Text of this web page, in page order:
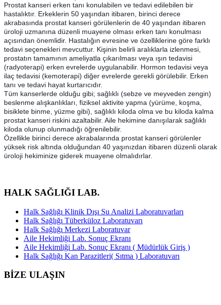
Prostat kanseri erken tanı konulabilen ve tedavi edilebilen bir
hastalıktır. Erkeklerin 50 yaşından itibaren, birinci derece
akrabasında prostat kanseri görülenlerin de 40 yaşından itibaren
üroloji uzmanına düzenli muayene olması erken tanı konulması
açısından önemlidir. Hastalığın evresine ve özelliklerine göre farklı
tedavi seçenekleri mevcuttur. Kişinin belirli aralıklarla izlenmesi,
prostatın tamamının ameliyatla çıkarılması veya ışın tedavisi
(radyoterapi) erken evrelerde uygulanabilir. Hormon tedavisi veya
ilaç tedavisi (kemoterapi) diğer evrelerde gerekli görülebilir. Erken
tanı ve tedavi hayat kurtarıcıdır.
Tüm kanserlerde olduğu gibi; sağlıklı (sebze ve meyveden zengin)
beslenme alışkanlıkları, fiziksel aktivite yapma (yürüme, koşma,
bisiklete binme, yüzme gibi), sağlıklı kiloda olma ve bu kiloda kalma
prostat kanseri riskini azaltabilir. Aile hekimine danışılarak sağlıklı
kiloda olunup olunmadığı öğrenilebilir.
Özellikle birinci derece akrabalarında prostat kanseri görülenler
yüksek risk altında olduğundan 40 yaşınızdan itibaren düzenli olarak
üroloji hekiminize giderek muayene olmalıdırlar.
HALK SAĞLIĞI LAB.
Halk Sağlığı Klinik Dışı Su Analizi Laboratuvarları
Halk Sağlığı Tüberküloz Laboratuvarı
Halk Sağlığı Merkezi Laboratuvar
Aile Hekimliği Lab. Sonuç Ekranı
Aile Hekimliği Lab. Sonuç Ekranı ( Müdürlük Giriş )
Halk Sağlığı Kan Parazitleri( Sıtma ) Laboratuvarı
BİZE ULAŞIN